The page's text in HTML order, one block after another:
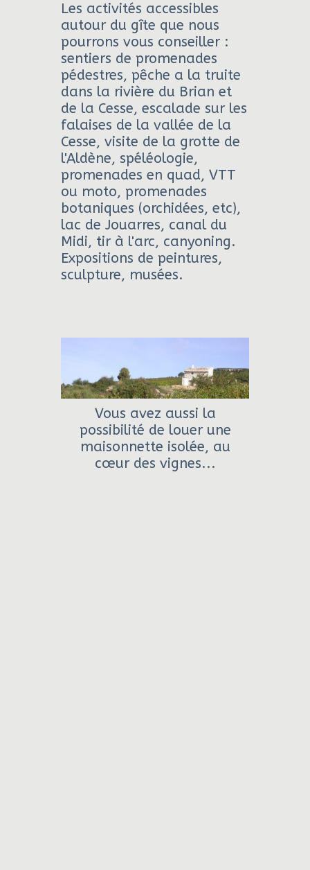
Les activités accessibles
autour du gîte que nous
pourrons vous conseiller :
sentiers de promenades
pédestres, pêche a la truite
dans la rivière du Brian et
de la Cesse, escalade sur les
falaises de la vallée de la
Cesse, visite de la grotte de
l'Aldène, spéléologie,
promenades en quad, VTT
ou moto, promenades
botaniques (orchidées, etc),
lac de Jouarres, canal du
Midi, tir à l'arc, canyoning.
Expositions de peintures,
sculpture, musées.
Vous avez aussi la
possibilité de louer une
maisonnette isolée, au
cœur des vignes...